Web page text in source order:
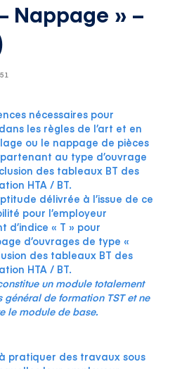
Nappage » –
nécessaires pour
les règles de l’art et en
ou le nappage de pièces
au type d’ouvrage
des tableaux BT des
HTA / BT.
délivrée à l’issue de ce
pour l’employeur
d’indice « T » pour
d’ouvrages de type «
des tableaux BT des
HTA / BT.
un module totalement
de formation TST et ne
le module de base.
pratiquer des travaux sous